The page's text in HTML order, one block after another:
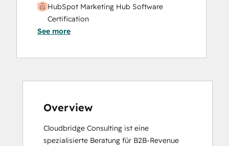
HubSpot Marketing Hub Software
Certification
HubSpot Sales Software
Service Hub Software
See more
Overview
Cloudbridge Consulting ist eine
spezialisierte Beratung für B2B-Revenue